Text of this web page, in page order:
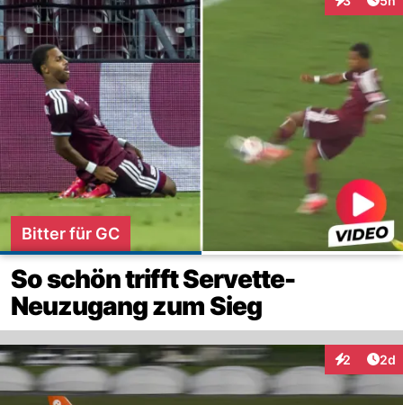
Bitter für GC
So schön trifft Servette-
Neuzugang zum Sieg
2 2d